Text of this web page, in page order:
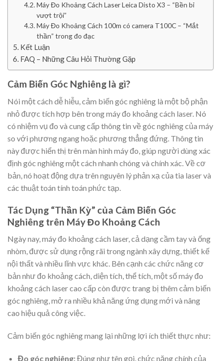
Máy Đo Khoảng Cách Laser Leica Disto X3 – “Bền bỉ
vượt trội”
Máy Đo Khoảng Cách 100m có camera T100C – “Mắt
thần” trong đo đạc
Kết Luận
FAQ – Những Câu Hỏi Thường Gặp
Cảm Biến Góc Nghiêng là gì?
Nói một cách dễ hiễu, cảm biến góc nghiêng là một bộ phận
nhỏ được tích hợp bên trong máy đo khoảng cách laser. Nó
có nhiệm vụ đo và cung cấp thông tin về góc nghiêng của máy
so với phương ngang hoặc phương thẳng đứng. Thông tin
này được hiển thị trên màn hình máy đo, giúp người dùng xác
định góc nghiêng một cách nhanh chóng và chính xác. Về cơ
bản, nó hoạt động dựa trên nguyên lý phản xạ của tia laser và
các thuật toán tính toán phức tạp.
Tác Dụng “Thần Kỳ” của Cảm Biến Góc
Nghiêng trên Máy Đo Khoảng Cách
Ngày nay, máy đo khoảng cách laser, cả dạng cầm tay và ống
nhòm, được sử dụng rộng rãi trong ngành xây dựng, thiết kế
nội thất và nhiều lĩnh vực khác. Bên cạnh các chức năng cơ
bản như đo khoảng cách, diện tích, thể tích, một số máy đo
khoảng cách laser cao cấp còn được trang bị thêm cảm biến
góc nghiêng, mở ra nhiều khả năng ứng dụng mới và nâng
cao hiệu quả công việc.
Cảm biến góc nghiêng mang lại những lợi ích thiết thực như:
Đo góc nghiêng:Đúng như tên gọi, chức năng chính của